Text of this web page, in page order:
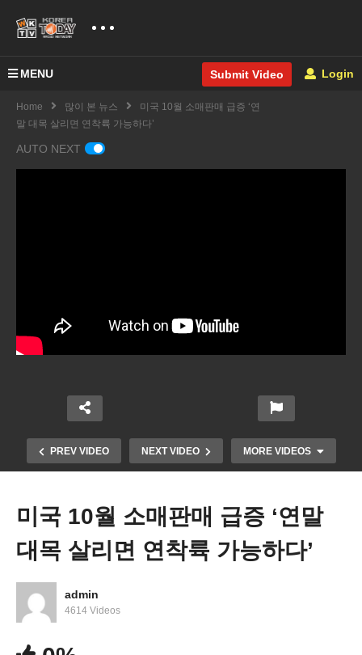
MENU Submit Video Login
Home 많이 본 뉴스
미국 10월 소매판매 급증 ‘연
말 대목 살리면 연착륙 가능하다’
AUTO NEXT
PREV VIDEO NEXT VIDEO MORE VIDEOS
미국 10월 소매판매 급증 ‘연말
대목 살리면 연착륙 가능하다’
admin
4614 Videos